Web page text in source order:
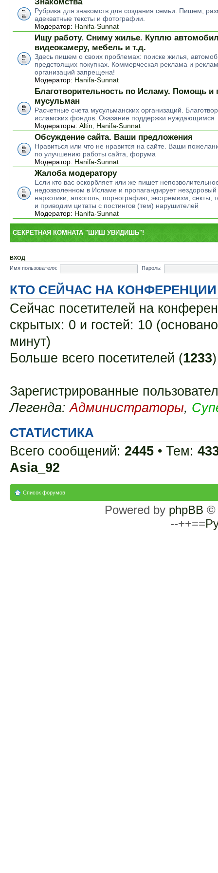
Рубрика для знакомств для создания семьи. Пишем,
адекватные тексты и фотографии.
Модератор: Hanifa-Sunnat
Ищу работу. Сниму жилье. Куплю
видеокамеру, мебель и т.д.
Здесь пишем о своих проблемах: поиске жилья,
предстоящих покупках. Коммерческая реклама и
организаций запрещена!
Модератор: Hanifa-Sunnat
Благотворительность по Исламу. Помощь и
мусульман
Расчетные счета мусульманских организаций.
исламских фондов. Оказание поддержки нуждающимся
Модераторы: Altin Hanifa-Sunnat
Обсуждение сайта. Ваши предложения
Нравиться или что не нравится на сайте. Ваши
по улучшению работы сайта, форума
Модератор: Hanifa-Sunnat
Жалоба модератору
Если кто вас оскорбляет или же пишет
недозволенном в Исламе и пропагандирует
наркотики, алкоголь, порнографию, экстремизм, секты,
и приводим цитаты с постингов (тем) нарушителей
Модератор: Hanifa-Sunnat
СЕКРЕТНАЯ КОМНАТА "ШИШ УВИДИШЬ"!
ВХОД
Имя пользователя:
Пароль:
КТО СЕЙЧАС НА КОНФЕРЕНЦИИ
Сейчас посетителей на
скрытых: 0 и гостей: 10
минут)
Больше всего посетителей (1233
Зарегистрированные
Легенда:Администраторы,
СТАТИСТИКА
Всего сообщений: 2445 • Тем:
Asia_92
Список форумов
Powered by phpBB ©
--++==